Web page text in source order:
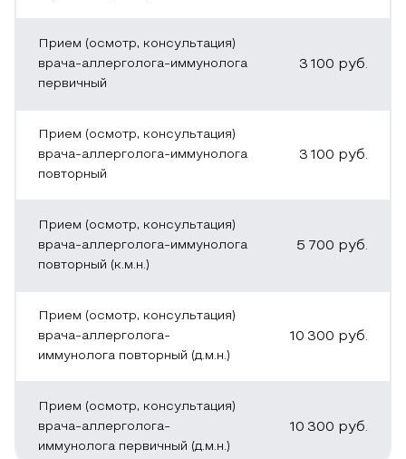
Прием (осмотр, консультация)
врача-аллерголога-иммунолога
первичный
3 100 руб.
Прием (осмотр, консультация)
врача-аллерголога-иммунолога
повторный
3 100 руб.
Прием (осмотр, консультация)
врача-аллерголога-иммунолога
повторный (к.м.н.)
5 700 руб.
Прием (осмотр, консультация)
врача-аллерголога-
иммунолога повторный (д.м.н.)
10 300 руб.
Прием (осмотр, консультация)
врача-аллерголога-
иммунолога первичный (д.м.н.)
10 300 руб.